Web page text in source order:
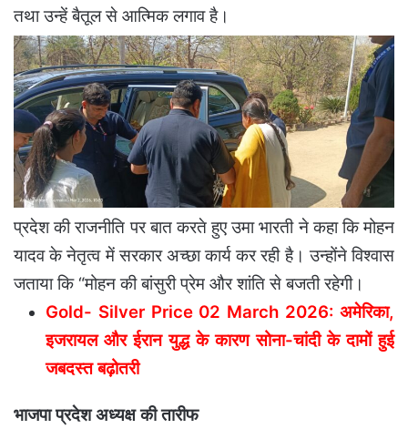
तथा उन्हें बैतूल से आत्मिक लगाव है।
प्रदेश की राजनीति पर बात करते हुए उमा भारती ने कहा कि मोहन
यादव के नेतृत्व में सरकार अच्छा कार्य कर रही है। उन्होंने विश्वास
जताया कि “मोहन की बांसुरी प्रेम और शांति से बजती रहेगी।
Gold- Silver Price 02 March 2026: अमेरिका,
इजरायल और ईरान युद्ध के कारण सोना-चांदी के दामों हुई
जबदस्त बढ़ोतरी
भाजपा प्रदेश अध्यक्ष की तारीफ